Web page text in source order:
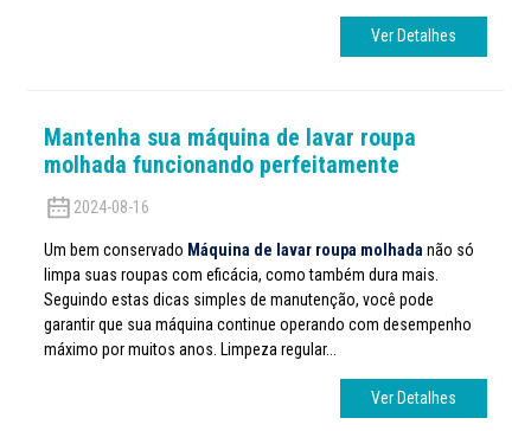
Ver Detalhes
Mantenha sua máquina de lavar roupa
molhada funcionando perfeitamente
2024-08-16
Um bem conservado Máquina de lavar roupa molhada não só
limpa suas roupas com eficácia, como também dura mais.
Seguindo estas dicas simples de manutenção, você pode
garantir que sua máquina continue operando com desempenho
máximo por muitos anos. Limpeza regular...
Ver Detalhes